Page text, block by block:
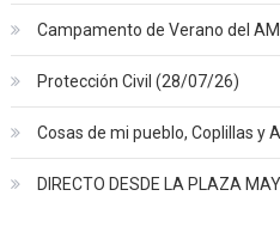
Campamento de Verano del
Protección Civil (28/07/26)
Cosas de mi pueblo, Coplillas y
DIRECTO DESDE LA PLAZA